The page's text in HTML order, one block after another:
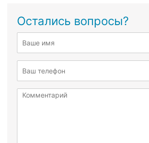
Остались вопросы?